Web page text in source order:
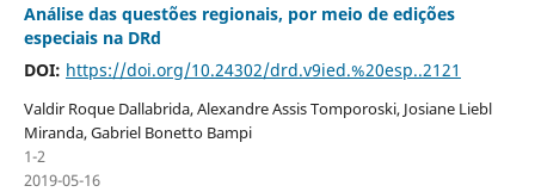
Análise das questões regionais, por meio de edições
especiais na DRd
DOI: https://doi.org/10.24302/drd.v9ied.%20esp..2121
Valdir Roque Dallabrida, Alexandre Assis Tomporoski, Josiane Liebl
Miranda, Gabriel Bonetto Bampi
1-2
2019-05-16